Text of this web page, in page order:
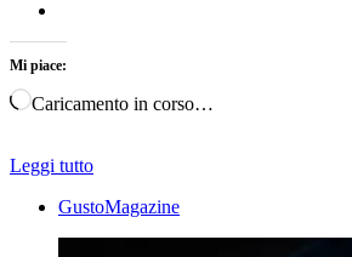
Mi piace:
Caricamento in corso…
Leggi tutto
GustoMagazine